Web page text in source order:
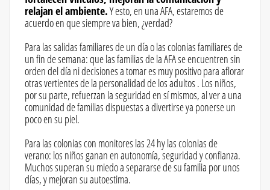
relajan el ambiente.Y esto, en una AFA, estaremos de
acuerdo en que siempre va bien, ¿verdad?
Para las salidas familiares de un día o las colonias familiares de
un fin de semana: que las familias de la AFA se encuentren sin
orden del día ni decisiones a tomar es muy positivo para aflorar
otras vertientes de la personalidad de los adultos . Los niños,
por su parte, refuerzan la seguridad en sí mismos, al ver a una
comunidad de familias dispuestas a divertirse ya ponerse un
poco en su piel.
Para las colonias con monitores las 24 hy las colonias de
verano: los niños ganan en autonomía, seguridad y confianza.
Muchos superan su miedo a separarse de su familia por unos
días, y mejoran su autoestima.